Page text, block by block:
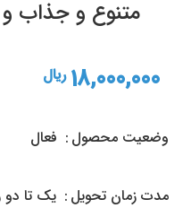
متنوع و جذاب و
ریال 18,000,000
وضعیت محصول فعال
مدت زمان تحويل یک تا دو